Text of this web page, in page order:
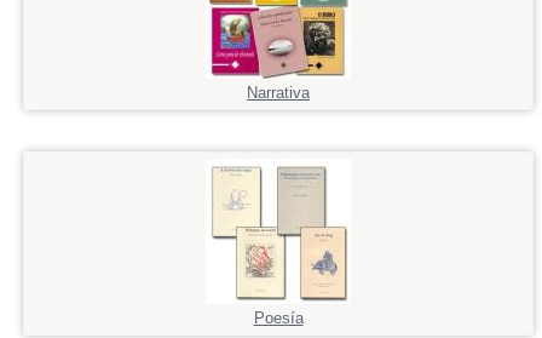
Narrativa
Poesía